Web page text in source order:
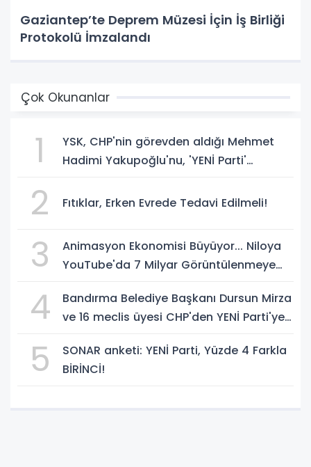
Gaziantep’te Deprem Müzesi İçin İş Birliği
Protokolü İmzalandı
Çok Okunanlar
1
YSK, CHP'nin görevden aldığı Mehmet
Hadimi Yakupoğlu'nu, 'YENİ Parti'
2 Fıtıklar, Erken Evrede Tedavi Edilmeli!
3
Animasyon Ekonomisi Büyüyor... Niloya
YouTube'da 7 Milyar Görüntülenmeye
4
Bandırma Belediye Başkanı Dursun Mirza
ve 16 meclis üyesi CHP'den YENİ Parti'ye
5
SONAR anketi: YENİ Parti, Yüzde 4 Farkla
BİRİNCİ!